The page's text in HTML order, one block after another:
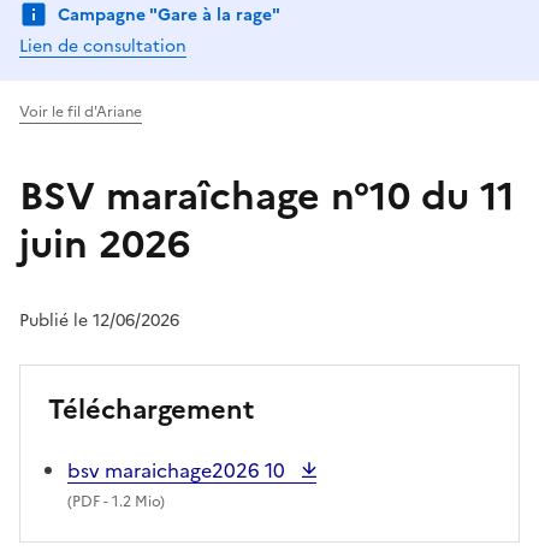
Campagne "Gare à la rage"
Lien de consultation
Voir le fil d'Ariane
BSV maraîchage n°10 du 11
juin 2026
Publié le 12/06/2026
Téléchargement
bsv maraichage2026 10
(PDF- 1.2 Mio)